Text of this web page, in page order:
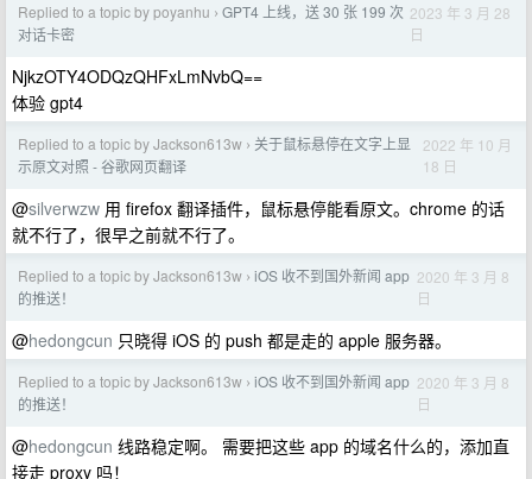
Replied to a topic by poyanhu › GPT4 上线，送 30 张 199 次
对话卡密
2023 年 3 月 28
日
NjkzOTY4ODQzQHFxLmNvbQ==
体验 gpt4
Replied to a topic by Jackson613w › 关于鼠标悬停在文字上显
示原文对照 - 谷歌网页翻译
2022 年 10 月
18 日
@silverwzw 用 firefox 翻译插件，鼠标悬停能看原文。chrome 的话
就不行了，很早之前就不行了。
Replied to a topic by Jackson613w › iOS 收不到国外新闻 app
的推送！
2020 年 3 月 8
日
@hedongcun 只晓得 iOS 的 push 都是走的 apple 服务器。
Replied to a topic by Jackson613w › iOS 收不到国外新闻 app
的推送！
2020 年 3 月 8
日
@hedongcun 线路稳定啊。 需要把这些 app 的域名什么的，添加直
接走 proxy 吗！